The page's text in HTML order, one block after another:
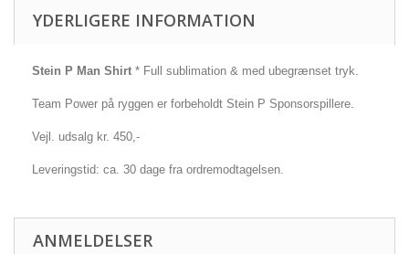
YDERLIGERE INFORMATION
Stein P Man Shirt * Full sublimation & med ubegrænset tryk.
Team Power på ryggen er forbeholdt Stein P Sponsorspillere.
Vejl. udsalg kr. 450,-
Leveringstid: ca. 30 dage fra ordremodtagelsen.
ANMELDELSER